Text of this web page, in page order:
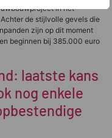
in het
de stijlvolle gevels die
zijn op dit moment
beginnen bij 385.000 euro
laatste kans
nog enkele